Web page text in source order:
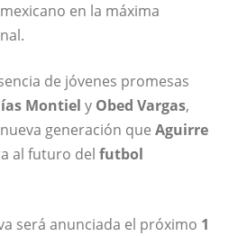
en la máxima
de jóvenes promesas
Montiel y Obed Vargas,
generación que Aguirre
al futuro del futbol
será anunciada el próximo 1